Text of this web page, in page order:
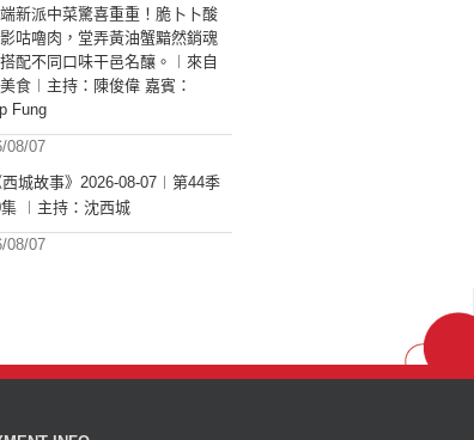
新派中菜驚喜重重！脆卜卜酸
咕嚕肉，堂弄黃油蟹黯然銷魂
配不同口味干邑名釀。︱來自
食︱主持：陳俊偉 嘉賓：
Fung
08/07
西城故事》2026-08-07︱第44季
︱主持：沈西城
08/07